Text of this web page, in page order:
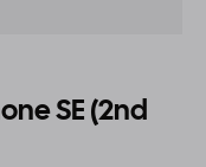
SE (2nd